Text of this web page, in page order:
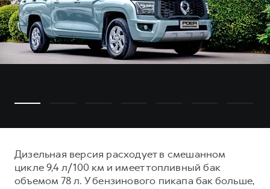
Дизельная версия расходует в смешанном
цикле 9,4 л/100 км и имеет топливный бак
объемом 78 л. У бензинового пикапа бак больше,